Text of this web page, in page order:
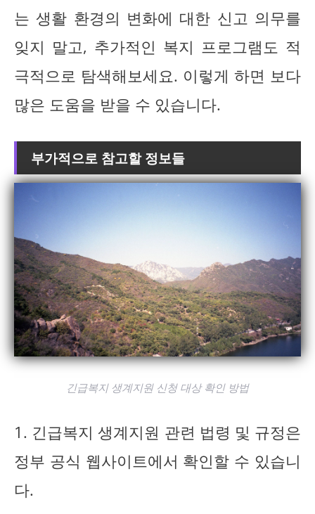
는 생활 환경의 변화에 대한 신고 의무를
잊지 말고, 추가적인 복지 프로그램도 적
극적으로 탐색해보세요. 이렇게 하면 보다
많은 도움을 받을 수 있습니다.
부가적으로 참고할 정보들
긴급복지 생계지원 신청 대상 확인 방법
1. 긴급복지 생계지원 관련 법령 및 규정은
정부 공식 웹사이트에서 확인할 수 있습니
다.